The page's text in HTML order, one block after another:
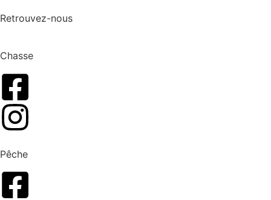
Retrouvez-nous
Chasse
Pêche